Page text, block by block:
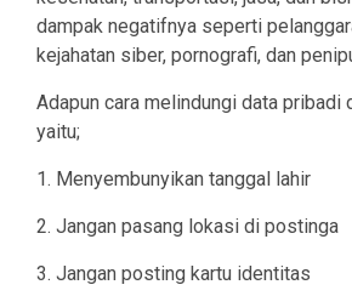
dampak negatifnya seperti
kejahatan siber, pornografi, dan
Adapun cara melindungi data pribadi
yaitu;
1. Menyembunyikan tanggal lahir
2. Jangan pasang lokasi di postinga
3. Jangan posting kartu identitas